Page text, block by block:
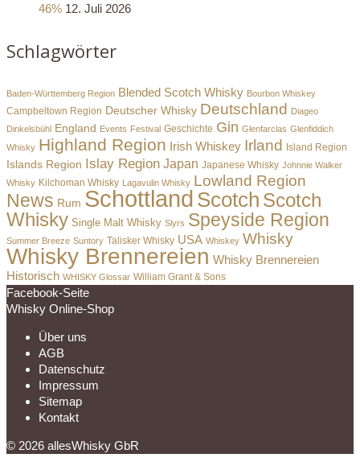
46% 12. Juli 2026
Schlagwörter
Baden-Württemberg Region Blended Scotch Whisky Bourbon Whiskey
Campbeltown Region Deutscher Whisky Deutschland Diageo
Dinkelsbühl England Events Festival Geschichte Gin Glenfarclas Glenfiddich
Whisky Highland Region Irish Whiskey Irland Island Region
Islands Region Islay Region Japan Japanese Whisky Johnnie Walker
Whisky Kilchoman Whisky Lagavulin Whisky Lowland Region
News Rum Schottland Scotch Scotch
Whisky Single Malt Whisky Slyrs Speyside Region
Summer Breeze Suntory Talisker Whisky USA Whiskey Whisky
Whisky Brennereien Whisky Brennereien
Historisch WHISKY Glossar William Grant & Sons
Facebook-Seite
Whisky Online-Shop
Über uns
AGB
Datenschutz
Impressum
Sitemap
Kontakt
© 2026 allesWhisky GbR